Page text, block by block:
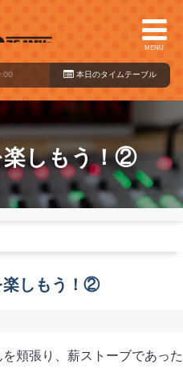
MENU
本日のタイ ムテーブル
楽しもう！②
楽しもう！②
頬張り、薪ストーブであった